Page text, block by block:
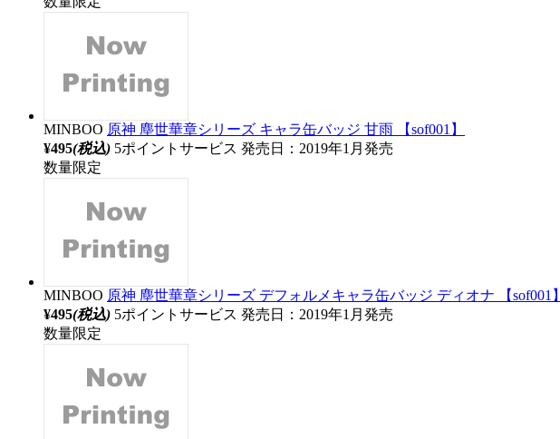
MINBOO 原神 塵世華章シリーズ キャラ缶バッジ 甘雨 【sof001】
¥495(税込) 5ポイントサービス 発売日：2019年1月発売
数量限定
MINBOO 原神 塵世華章シリーズ デフォルメキャラ缶バッジ ディオナ 【sof001】
¥495(税込) 5ポイントサービス 発売日：2019年1月発売
数量限定